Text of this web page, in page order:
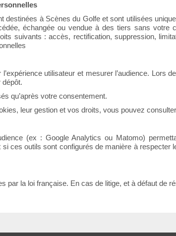
destinées à Scènes du Golfe et sont utilisées
échangée ou vendue à des tiers sans
suivants : accès, rectification, suppression,
utilisateur et mesurer l’audience.
dépôt.
qu’après votre consentement.
leur gestion et vos droits, vous pouvez
(ex : Google Analytics ou Matomo)
ces outils sont configurés de manière à
par la loi française. En cas de litige, et à défaut de